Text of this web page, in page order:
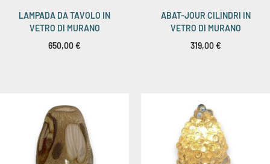
LAMPADA DA TAVOLO IN
VETRO DI MURANO
650,00€
ABAT-JOUR CILINDRI IN
VETRO DI MURANO
319,00€